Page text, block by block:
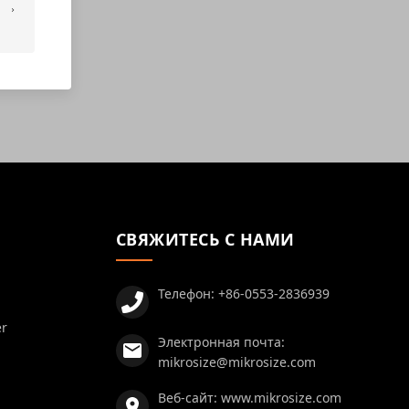
СВЯЖИТЕСЬ С НАМИ
Телефон: +86-0553-2836939
Электронная почта:
mikrosize@mikrosize.com
Веб-сайт: www.mikrosize.com